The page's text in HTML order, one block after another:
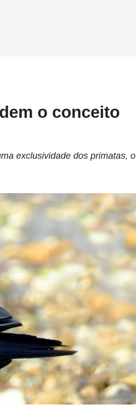
o conceito
exclusividade dos primatas, o